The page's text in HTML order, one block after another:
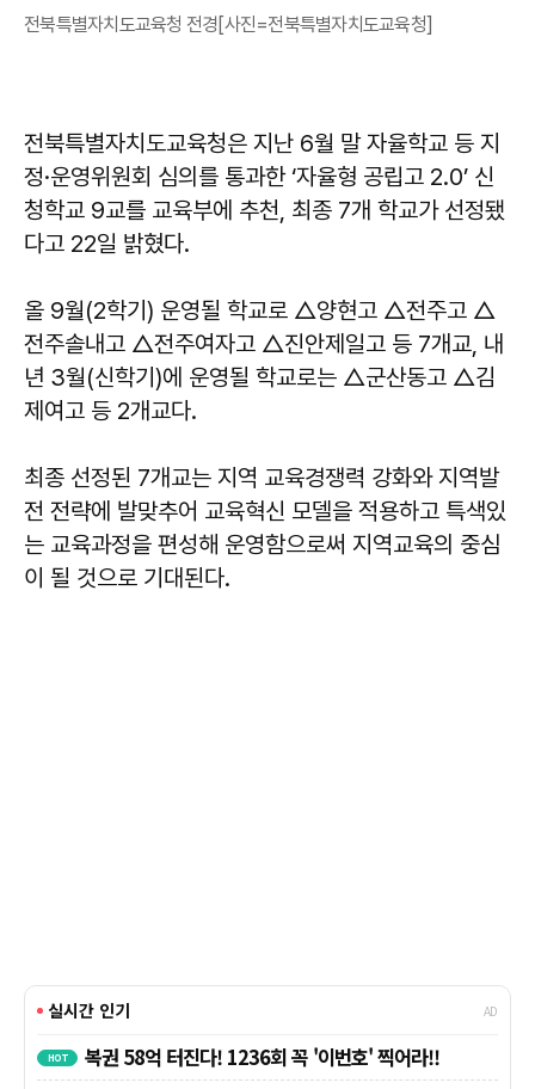
전북특별자치도교육청 전경[사진=전북특별자치도교육청]
전북특별자치도교육청은 지난 6월 말 자율학교 등 지
정·운영위원회 심의를 통과한 ‘자율형 공립고 2.0’ 신
청학교 9교를 교육부에 추천, 최종 7개 학교가 선정됐
다고 22일 밝혔다.
올 9월(2학기) 운영될 학교로 △양현고 △전주고 △
전주솔내고 △전주여자고 △진안제일고 등 7개교, 내
년 3월(신학기)에 운영될 학교로는 △군산동고 △김
제여고 등 2개교다.
최종 선정된 7개교는 지역 교육경쟁력 강화와 지역발
전 전략에 발맞추어 교육혁신 모델을 적용하고 특색있
는 교육과정을 편성해 운영함으로써 지역교육의 중심
이 될 것으로 기대된다.